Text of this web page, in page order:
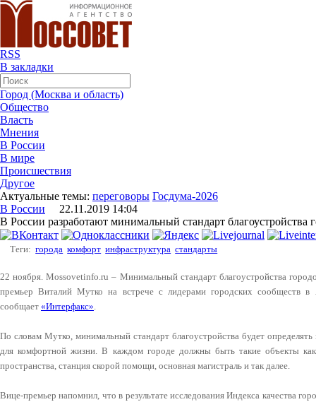
RSS
В закладки
Город (Москва и область)
Общество
Власть
Мнения
В России
В мире
Происшествия
Другое
Актуальные темы: переговоры Госдума-2026
В России 22.11.2019 14:04
В России разработают минимальный стандарт благоустройства
Теги: города комфорт инфраструктура стандарты
22 ноября. Mossovetinfo.ru – Минимальный стандарт благоустройства
премьер Виталий Мутко на встрече с лидерами городских сообществ в
сообщает «Интерфакс».
По словам Мутко, минимальный стандарт благоустройства будет
для комфортной жизни. В каждом городе должны быть такие объекты
пространства, станция скорой помощи, основная магистраль и так далее.
Вице-премьер напомнил, что в результате исследования Индекса качества